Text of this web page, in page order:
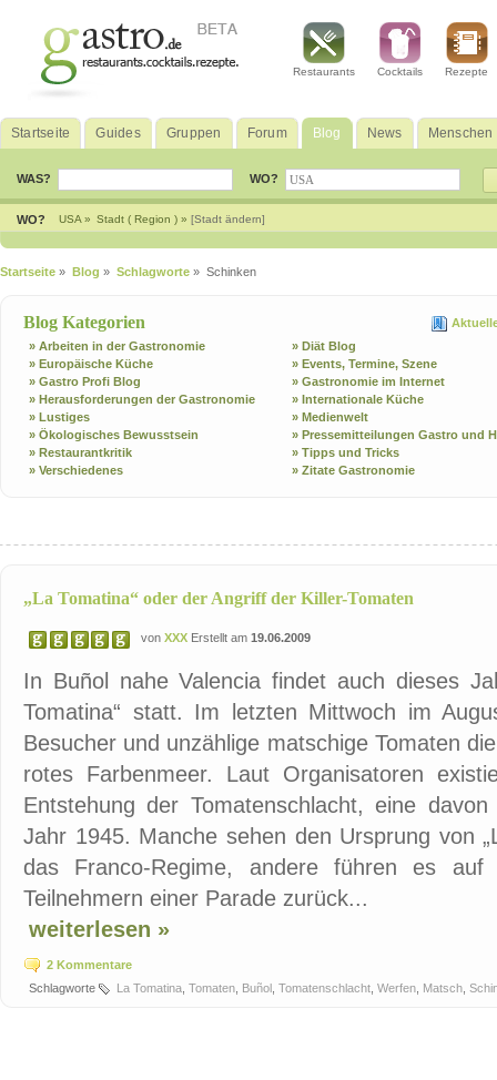
Restaurants Cocktails Rezepte
Startseite Guides Gruppen Forum Blog News Menschen
WAS? WO?
WO? USA » Stadt ( Region ) » [Stadt ändern]
Startseite » Blog » Schlagworte » Schinken
Blog Kategorien
» Arbeiten in der Gastronomie
» Diät Blog
» Europäische Küche
» Events, Termine, Szene
» Gastro Profi Blog
» Gastronomie im Internet
» Herausforderungen der Gastronomie
» Internationale Küche
» Lustiges
» Medienwelt
» Ökologisches Bewusstsein
» Pressemitteilungen Gastro und
» Restaurantkritik
» Tipps und Tricks
» Verschiedenes
» Zitate Gastronomie
„La Tomatina“ oder der Angriff der Killer-Tomaten
von XXX Erstellt am 19.06.2009
In Buñol nahe Valencia findet auch dieses
Tomatina“ statt. Im letzten Mittwoch im
Besucher und unzählige matschige Tomaten
rotes Farbenmeer. Laut Organisatoren
Entstehung der Tomatenschlacht, eine
Jahr 1945. Manche sehen den Ursprung von
das Franco-Regime, andere führen es auf
Teilnehmern einer Parade zurück...
weiterlesen »
2 Kommentare
Schlagworte
La Tomatina Tomaten Buñol Tomatenschlacht Werfen Matsch